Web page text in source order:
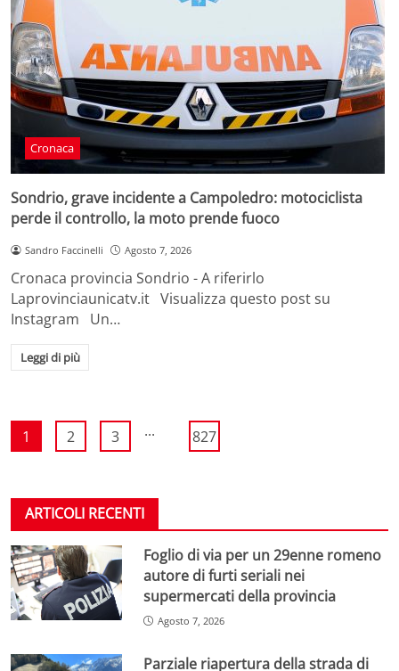
Cronaca
Sondrio, grave incidente a Campoledro: motociclista
perde il controllo, la moto prende fuoco
Sandro Faccinelli Agosto 7, 2026
Cronaca provincia Sondrio - A riferirlo
Laprovinciaunicatv.it Visualizza questo post su
Instagram Un…
Leggi di più
1 2 3 ... 827
ARTICOLI RECENTI
Foglio di via per un 29enne romeno
autore di furti seriali nei
supermercati della provincia
Agosto 7, 2026
Parziale riapertura della strada di